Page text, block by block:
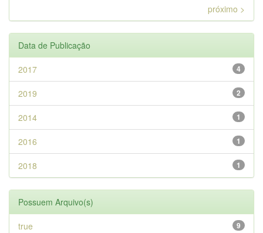
próximo >
Data de Publicação
4
2017
2
2019
1
2014
1
2016
1
2018
Possuem Arquivo(s)
9
true